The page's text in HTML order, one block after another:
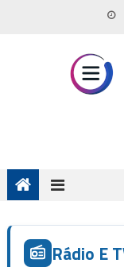
Rádio E